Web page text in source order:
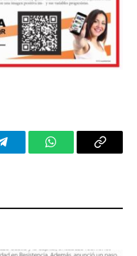
TelegramWhatsAppCopy